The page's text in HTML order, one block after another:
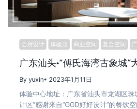
会所设计 体验店 商业空间 复合空间
广东汕头·“傅氏海湾古象城
By yuxin• 2023年1月11日
体验中心地址：广东省汕头市龙湖区珠
计区”感谢来自“GGD好好设计”的餐饮